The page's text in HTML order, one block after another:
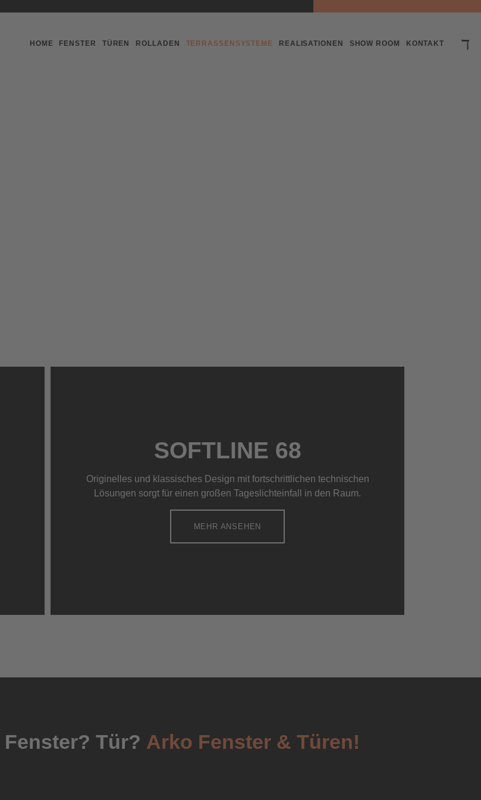
HOME FENSTER TÜREN ROLLADEN TERRASSENSYSTEME REALISATIONEN SHOW ROOM KONTAKT
SOFTLINE 68
Originelles und klassisches Design mit fortschrittlichen technischen
Lösungen sorgt für einen großen Tageslichteinfall in den Raum.
MEHR ANSEHEN
Fenster? Tür? Arko Fenster & Türen!